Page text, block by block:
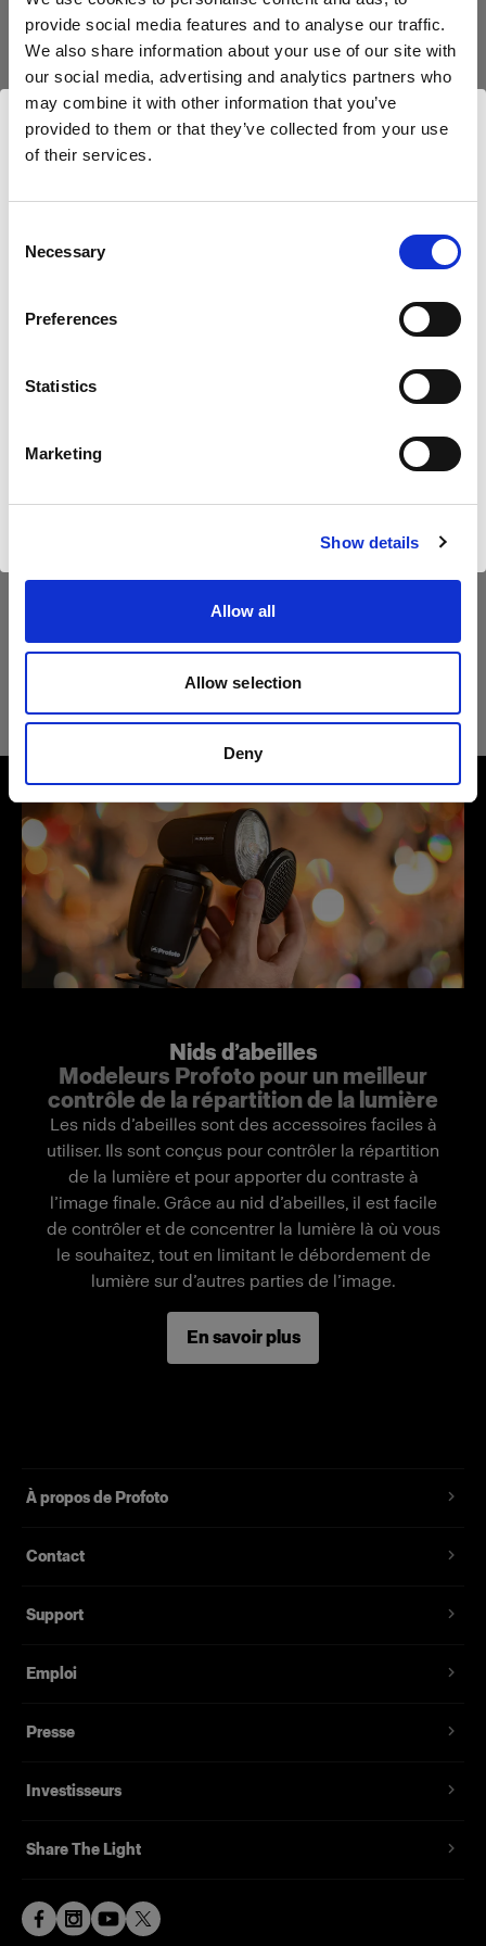
provide social media features and to analyse our traffic.
We also share information about your use of our site with
our social media, advertising and analytics partners who
may combine it with other information that you’ve
provided to them or that they’ve collected from your use
of their services.
Selection
Necessary
Preferences
Statistics
Marketing
Show details
Allow all
Allow selection
Deny
Canada
Langue
Boîtes à lumière
Profoto SnapBag M (4.5x4.5′/140x140 cm)
Profoto SnapGrid M
Ajoute du contraste et contrôle les
Référence du produit: 100908
Le Profoto SnapGrid M est une grille conçue
avec précision pour le Profoto SnapBag M. Il
rétrécit le faisceau et contrôle les dispersions de
lumière, ce qui permet d'obtenir une lumière plus
dirigée et un contraste accru. Idéal pour les
La fixation par Velcro et les bords en acier Snap
permettent une installation rapide et une tenue
parfaite de la grille, sans affaissement. Les points
de fixation intégrés dans chaque coin pour le fil
de sécurité facilitent la fixation du SnapGrid M
pour les configurations en hauteur.
Fonctionnalités
Ajoute du contraste et contrôle les dispersions
Fixations Velcro pour une installation simple et
Filet en nylon léger, repliable pour le transport
sécurité
Étui de protection inclus
Nids d’abeilles
Modeleurs Profoto pour un meilleur
contrôle de la répartition de la lumière
Les nids d’abeilles sont des accessoires faciles à
utiliser. Ils sont conçus pour contrôler la répartition
de la lumière et pour apporter du contraste à
l’image finale. Grâce au nid d’abeilles, il est facile
de contrôler et de concentrer la lumière là où vous
le souhaitez, tout en limitant le débordement de
lumière sur d’autres parties de l’image.
En savoir plus
À propos de Profoto
Contact
Support
Emploi
Presse
Investisseurs
Share The Light